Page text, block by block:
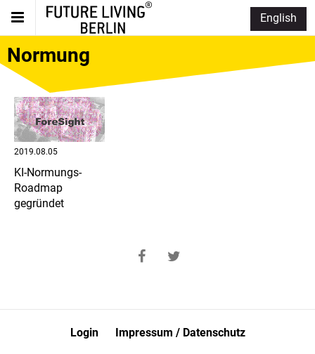
English
Normung
2019.08.05
KI-Normungs-
Roadmap
gegründet
Login Impressum / Datenschutz